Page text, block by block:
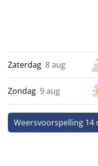
Zaterdag 8 aug
Zondag 9 aug
Weersvoorspelling 14